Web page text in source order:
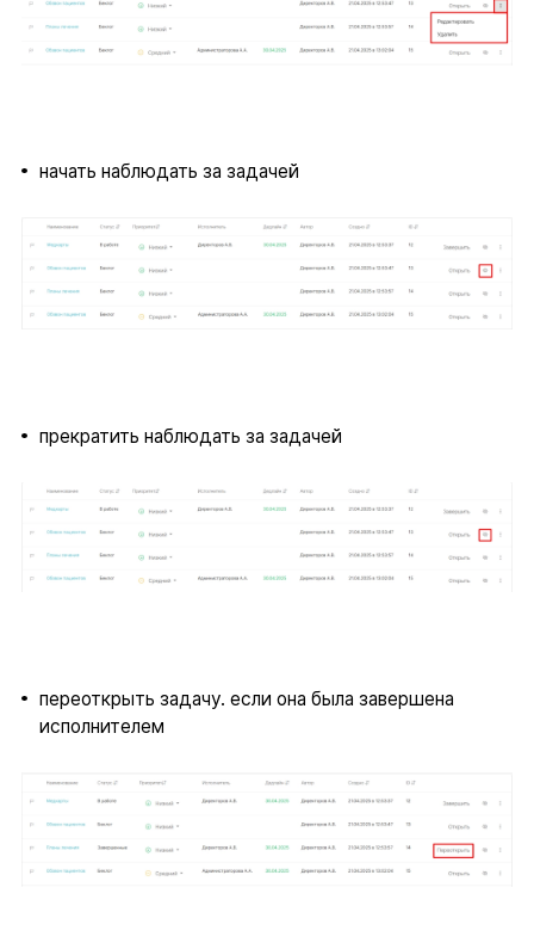
начать наблюдать за задачей
прекратить наблюдать за задачей
переоткрыть задачу. если она была завершена
исполнителем